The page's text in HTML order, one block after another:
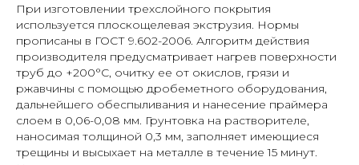
При изготовлении трехслойного покрытия
используется плоскощелевая экструзия. Нормы
прописаны в ГОСТ 9.602-2006. Алгоритм действия
производителя предусматривает нагрев поверхности
труб до +200°С, очитку ее от окислов, грязи и
ржавчины с помощью дробеметного оборудования,
дальнейшего обеспыливания и нанесение праймера
слоем в 0,06-0,08 мм. Грунтовка на растворителе,
наносимая толщиной 0,3 мм, заполняет имеющиеся
трещины и высыхает на металле в течение 15 минут.